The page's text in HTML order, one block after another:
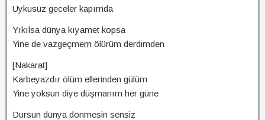
Uykusuz geceler kapımda
Yıkılsa dünya kıyamet kopsa
Yine de vazgeçmem ölürüm derdimden
[Nakarat]
Karbeyazdır ölüm ellerinden gülüm
Yine yoksun diye düşmanım her güne
Dursun dünya dönmesin sensiz